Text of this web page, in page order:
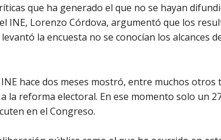
que ha generado el que no se hayan
INE, Lorenzo Córdova, argumentó que los
la encuesta no se conocían los alcances
hace dos meses mostró, entre muchos otros
la reforma electoral. En ese momento solo un
en el Congreso.